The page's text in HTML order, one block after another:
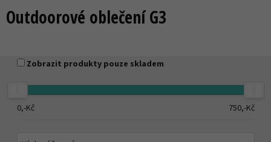
Outdoorové oblečení G3
Zobrazit produkty pouze skladem
0,-Kč 750,-Kč